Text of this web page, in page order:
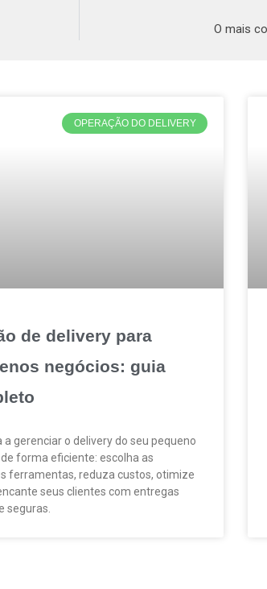
O mais
OPERAÇÃO DO DELIVERY
de delivery para
negócios: guia
a gerenciar o delivery do seu pequeno
forma eficiente: escolha as
ferramentas, reduza custos, otimize
seus clientes com entregas
seguras.